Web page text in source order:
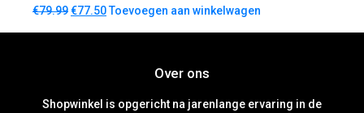
€79.99€77.50Toevoegen aan winkelwagen
Over ons
Shopwinkel is opgericht na jarenlange ervaring in de